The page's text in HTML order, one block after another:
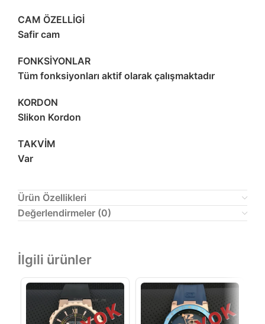
CAM ÖZELLİGİ
Safir cam
FONKSİYONLAR
Tüm fonksiyonları aktif olarak çalışmaktadır
KORDON
Slikon Kordon
TAKVİM
Var
Ürün Özellikleri
Değerlendirmeler (0)
İlgili ürünler